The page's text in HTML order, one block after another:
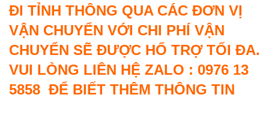
ĐI TỈNH THÔNG QUA CÁC ĐƠN VỊ
VẬN CHUYỂN VỚI CHI PHÍ VẬN
CHUYỂN SẼ ĐƯỢC HỔ TRỢ TỐI ĐA.
VUI LÒNG LIÊN HỆ ZALO : 0976 13
5858 ĐỂ BIẾT THÊM THÔNG TIN